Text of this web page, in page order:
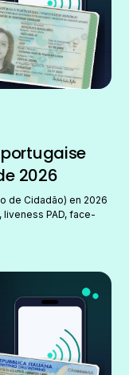
2026
de Cidadão) en 2026
liveness PAD, face-